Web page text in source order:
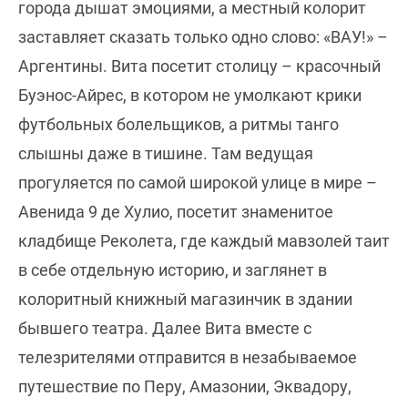
города дышат эмоциями, а местный колорит
заставляет сказать только одно слово: «ВАУ!» –
Аргентины. Вита посетит столицу – красочный
Буэнос-Айрес, в котором не умолкают крики
футбольных болельщиков, а ритмы танго
слышны даже в тишине. Там ведущая
прогуляется по самой широкой улице в мире –
Авенида 9 де Хулио, посетит знаменитое
кладбище Реколета, где каждый мавзолей таит
в себе отдельную историю, и заглянет в
колоритный книжный магазинчик в здании
бывшего театра. Далее Вита вместе с
телезрителями отправится в незабываемое
путешествие по Перу, Амазонии, Эквадору,